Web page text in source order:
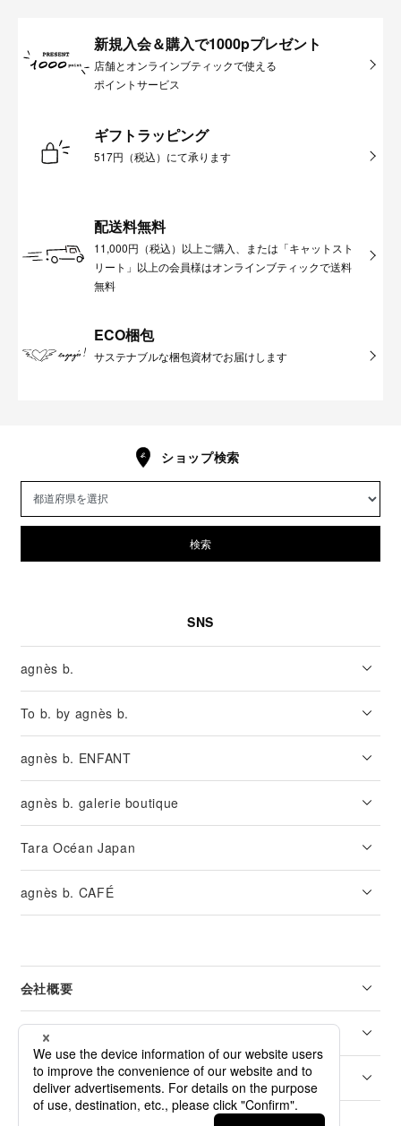
新規入会＆購入で1000pプレゼント
店舗とオンラインブティックで使える
ポイントサービス
ギフトラッピング
517円（税込）にて承ります
配送料無料
11,000円（税込）以上ご購入、または「キャットスト
リート」以上の会員様はオンラインブティックで送料
無料
ECO梱包
サステナブルな梱包資材でお届けします
ショップ検索
検索
SNS
agnès b.
To b. by agnès b.
agnès b. ENFANT
agnès b. galerie boutique
Tara Océan Japan
agnès b. CAFÉ
会社概要
リーガル
カスタマーサービス